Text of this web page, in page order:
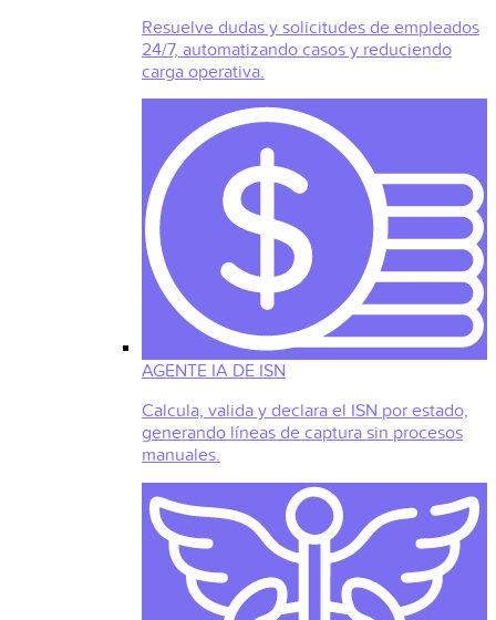
Resuelve dudas y solicitudes de empleados
24/7, automatizando casos y reduciendo
carga operativa.
AGENTE IA DE ISN
Calcula, valida y declara el ISN por estado,
generando líneas de captura sin procesos
manuales.